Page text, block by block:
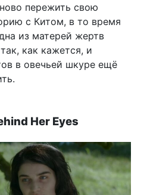
пережить свою
с Китом, в то время
из матерей жертв
как кажется, и
в овечьей шкуре ещё
Her Eyes